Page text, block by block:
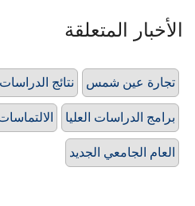
الأخبار المتعلقة
نتائج الدراسات تجارة عين شمس
برامج الدراسات العليا
العام الجامعي الجديد